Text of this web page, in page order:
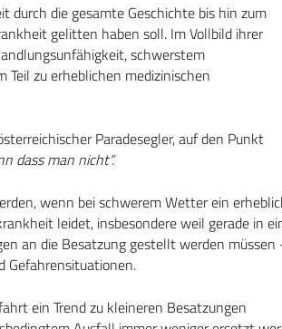
durch die gesamte Geschichte bis hin zum
gelitten haben soll. Im Vollbild ihrer
schwerstem
Teil zu erheblichen medizinischen
Paradesegler, auf den Punkt
dass man nicht“.
wenn bei schwerem Wetter ein
leidet, insbesondere weil gerade in
an die Besatzung gestellt werden müssen
Gefahrensituationen.
ein Trend zu kleineren Besatzungen